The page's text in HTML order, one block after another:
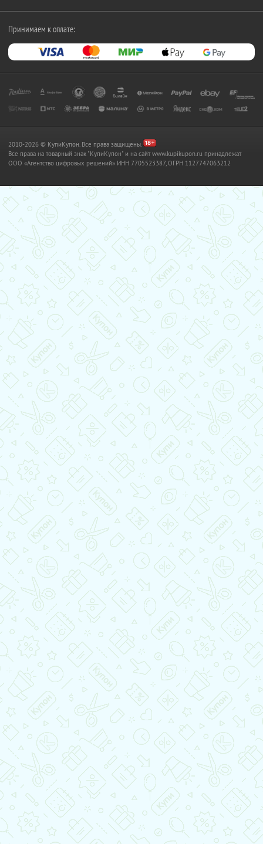
Принимаем к оплате:
2010-2026 © КупиКупон. Все права защищены.
Все права на товарный знак "КупиКупон" и на сайт www.kupikupon.ru принадлежат
OOO «Агентство цифровых решений» ИНН 7705523387, ОГРН 1127747063212